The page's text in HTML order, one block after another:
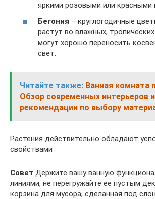
яркими розовыми или красными
Бегония – круглогодичные
растут во влажных,
могут хорошо переносить
свет.
Читайте также: Ванная комната
Обзор современных интерьеров и
рекомендации по выбору
Растения действительно обладают
свойствами
Совет Держите вашу ванную
линиями, не перегружайте ее пустым
корзина для мусора, сделанная под